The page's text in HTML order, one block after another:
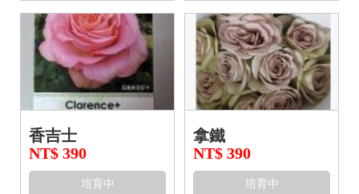
香吉士
NT$ 390
培育中
拿鐵
NT$ 390
培育中